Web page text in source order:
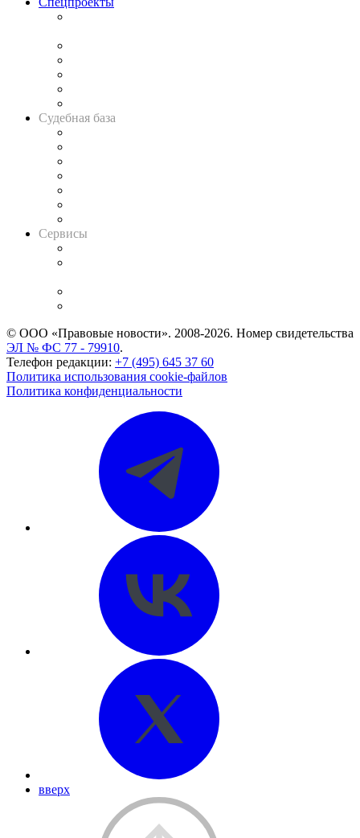
Судебная база
Сервисы
© ООО «Правовые новости». 2008-2026. Номер свидетельства
ЭЛ № ФС 77 - 79910.
Телефон редакции: +7 (495) 645 37 60
Политика использования cookie-файлов
Политика конфиденциальности
вверх